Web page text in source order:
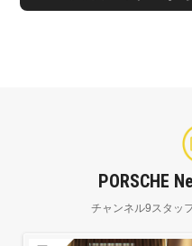
PORSCHE
チャンネル9スタッ